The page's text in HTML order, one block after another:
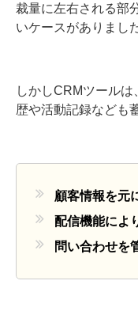
裁量に左右される部
いケースがありまし
しかしCRMツール
歴や活動記録なども
顧客情報を元
配信機能によ
問い合わせを